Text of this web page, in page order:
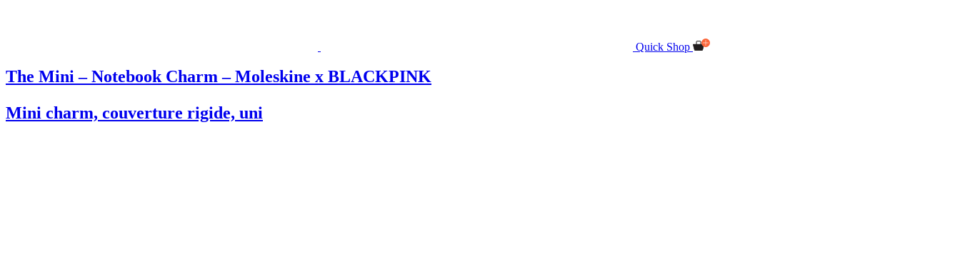
Quick Shop
The Mini – Notebook Charm – Moleskine x BLACKPINK
Mini charm, couverture rigide, uni